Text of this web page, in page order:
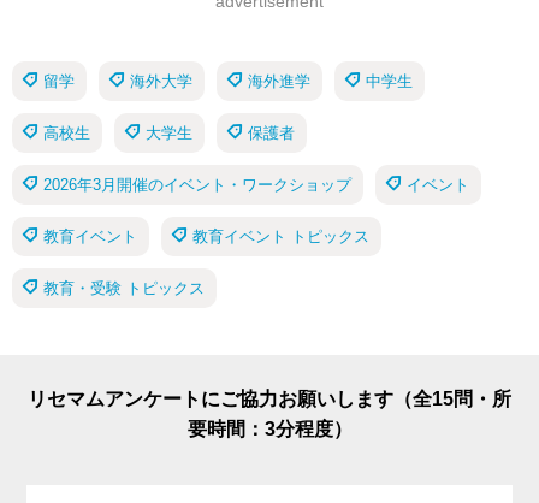
留学 海外大学 海外進学 中学生
高校生 大学生 保護者
2026年3月開催のイベント・ワークショップ イベント
教育イベント 教育イベント トピックス
教育・受験 トピックス
リセマムアンケートにご協力お願いします（全15問・所
要時間：3分程度）